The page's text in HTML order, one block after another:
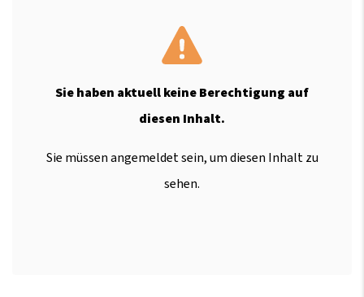
Sie haben aktuell keine Berechtigung auf
diesen Inhalt.
Sie müssen angemeldet sein, um diesen Inhalt zu
sehen.